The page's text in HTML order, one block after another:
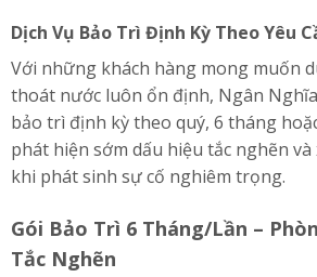
Dịch Vụ Bảo Trì Định Kỳ Theo Yêu
Với những khách hàng mong muốn
thoát nước luôn ổn định, Ngân
bảo trì định kỳ theo quý, 6 tháng
phát hiện sớm dấu hiệu tắc nghẽn
khi phát sinh sự cố nghiêm trọng.
Gói Bảo Trì 6 Tháng/Lần –
Tắc Nghẽn